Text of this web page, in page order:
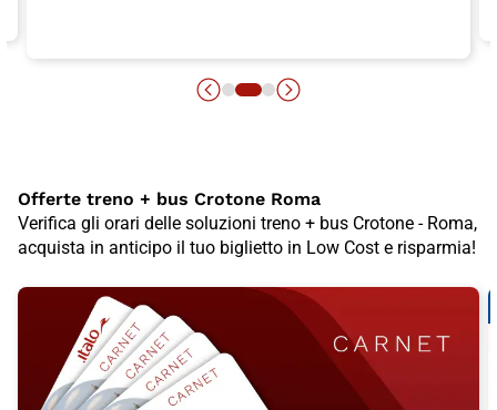
Offerte treno + bus Crotone Roma
Verifica gli orari delle soluzioni treno + bus Crotone - Roma,
acquista in anticipo il tuo biglietto in Low Cost e risparmia!